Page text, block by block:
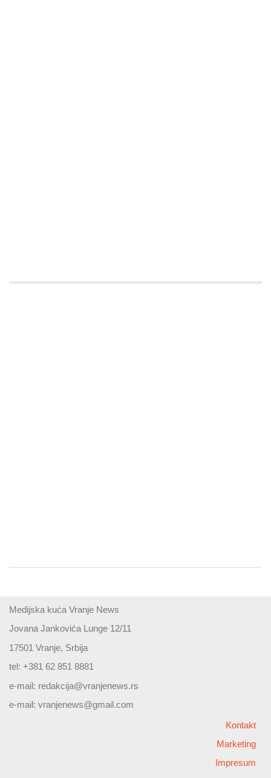
Medijska kuća Vranje News
Jovana Jankovića Lunge 12/11
17501 Vranje, Srbija
tel: +381 62 851 8881
e-mail: redakcija@vranjenews.rs
e-mail: vranjenews@gmail.com
Kontakt
Marketing
Impresum